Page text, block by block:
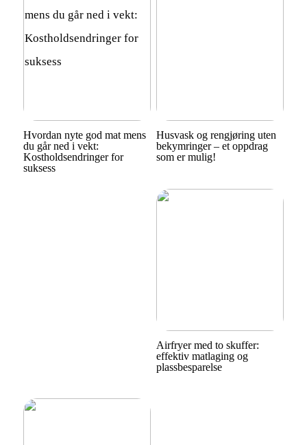
Hvordan nyte god mat mens
du går ned i vekt:
Kostholdsendringer for
suksess
Husvask og rengjøring uten
bekymringer – et oppdrag
som er mulig!
Airfryer med to skuffer:
effektiv matlaging og
plassbesparelse